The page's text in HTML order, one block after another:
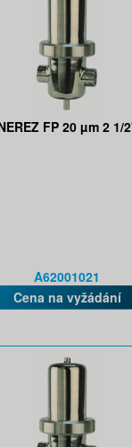
FP 20 µm 2 1/
A62001021
Cena na vyžádání